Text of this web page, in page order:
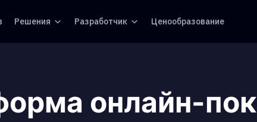
Решения Разработчик Ценообразование
онлайн-